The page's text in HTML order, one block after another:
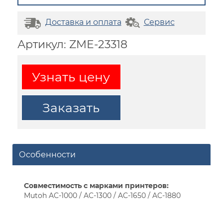
Доставка и оплата Сервис
Артикул: ZME-23318
Узнать цену
Заказать
Особенности
Совместимость с марками принтеров:
Mutoh AC-1000 / AC-1300 / AC-1650 / AC-1880